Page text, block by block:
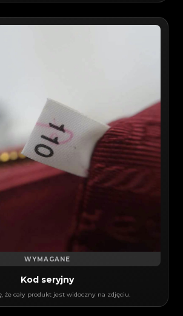
WYMAGANE
Kod seryjny
że cały produkt jest widoczny na zdjęciu.